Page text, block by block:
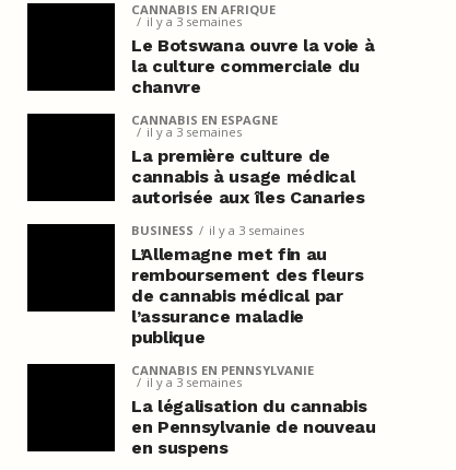
CANNABIS EN AFRIQUE
il y a 3 semaines
Le Botswana ouvre la voie à
la culture commerciale du
chanvre
CANNABIS EN ESPAGNE
il y a 3 semaines
La première culture de
cannabis à usage médical
autorisée aux îles Canaries
BUSINESS il y a 3 semaines
L’Allemagne met fin au
remboursement des fleurs
de cannabis médical par
l’assurance maladie
publique
CANNABIS EN PENNSYLVANIE
il y a 3 semaines
La légalisation du cannabis
en Pennsylvanie de nouveau
en suspens